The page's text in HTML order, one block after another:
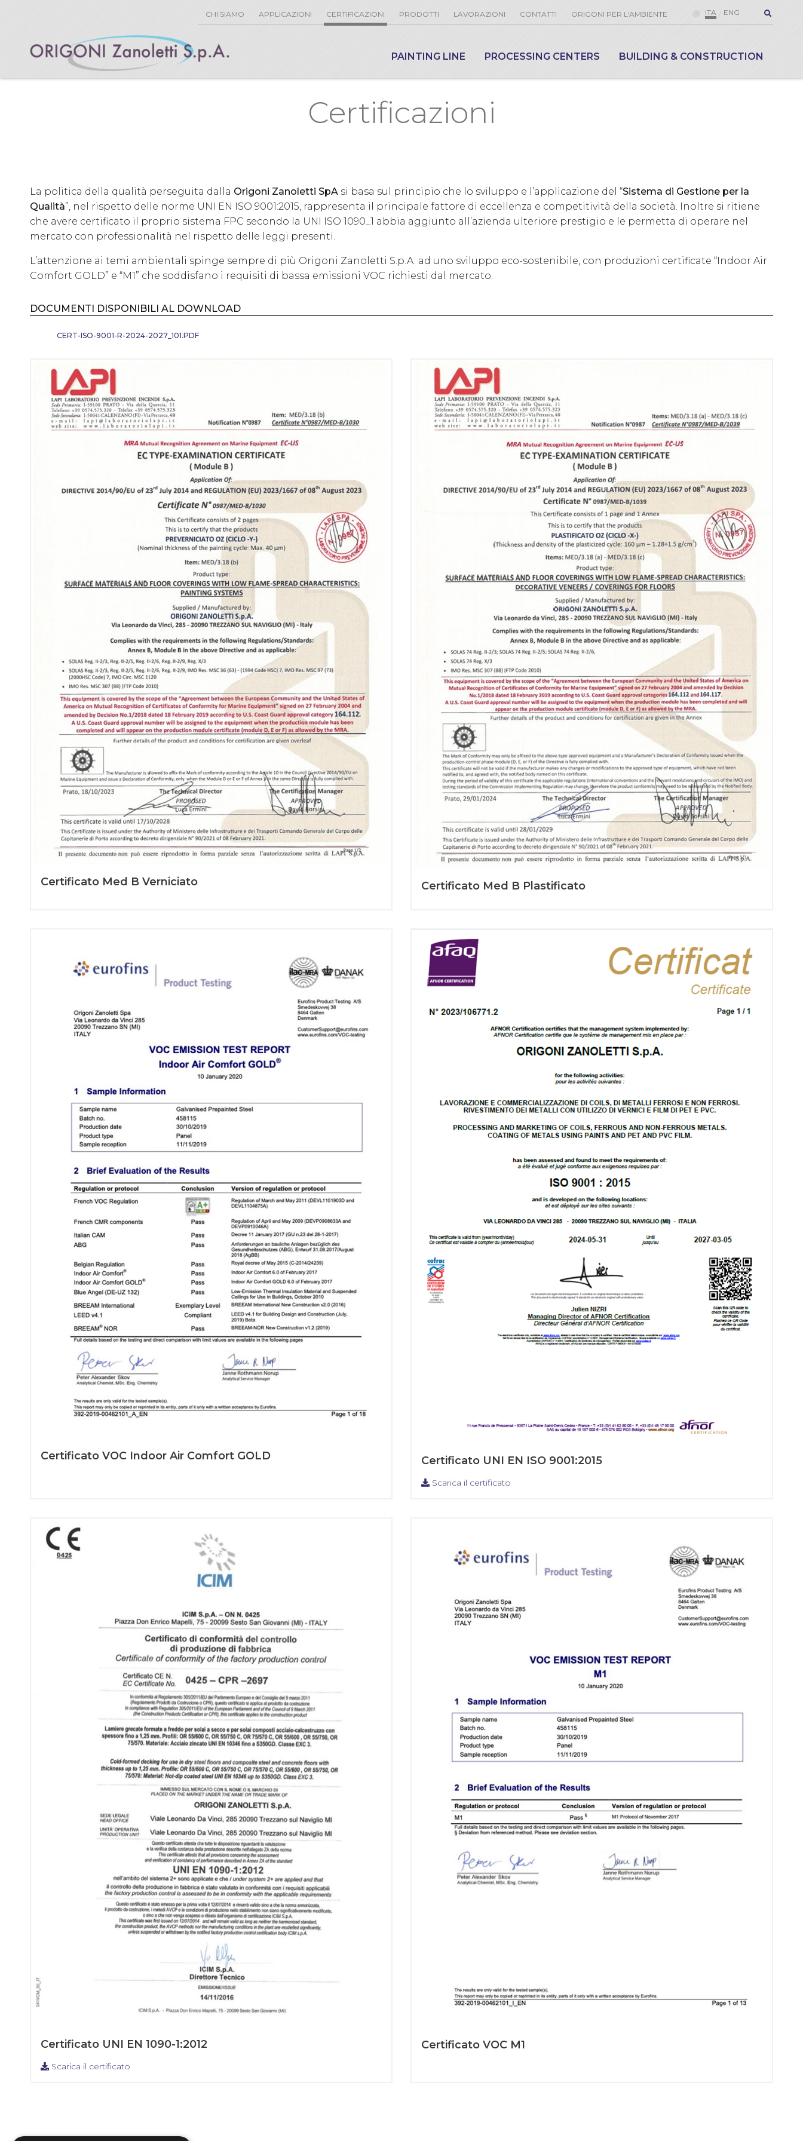
PAINTING LINE PROCESSING CENTERS BUILDING & CONSTRUCTION
CHI SIAMO APPLICAZIONI CERTIFICAZIONI PRODOTTI LAVORAZIONI CONTATTI ORIGONI PER L'AMBIENTE ITA ENG
Certificazioni
La politica della qualità perseguita dalla Origoni Zanoletti SpA si basa sul principio che lo sviluppo e l’applicazione del “Sistema di Gestione per la
Qualità”, nel rispetto delle norme UNI EN ISO 9001:2015, rappresenta il principale fattore di eccellenza e competitività della società. Inoltre si ritiene
che avere certificato il proprio sistema FPC secondo la UNI ISO 1090_1 abbia aggiunto all’azienda ulteriore prestigio e le permetta di operare nel
mercato con professionalità nel rispetto delle leggi presenti.
L’attenzione ai temi ambientali spinge sempre di più Origoni Zanoletti S.p.A. ad uno sviluppo eco-sostenibile, con produzioni certificate “Indoor Air
Comfort GOLD” e “M1” che soddisfano i requisiti di bassa emissioni VOC richiesti dal mercato.
DOCUMENTI DISPONIBILI AL DOWNLOAD
CERT-ISO-9001-R-2024-2027_101.PDF
Certificato Med B Verniciato Certificato Med B Plastificato
Certificato VOC Indoor Air Comfort GOLD Certificato UNI EN ISO 9001:2015
Scarica il certificato
Certificato UNI EN 1090-1:2012
Scarica il certificato
Certificato VOC M1